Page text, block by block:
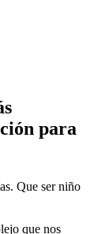
para
Que ser niño
que nos